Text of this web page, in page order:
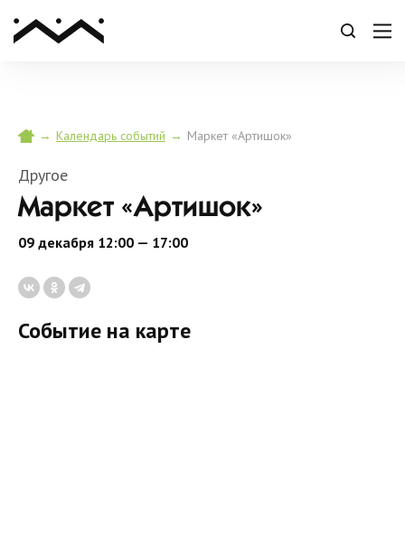
→ Календарь событий → Маркет «Артишок»
Другое
Маркет «Артишок»
09 декабря 12:00 — 17:00
Событие на карте